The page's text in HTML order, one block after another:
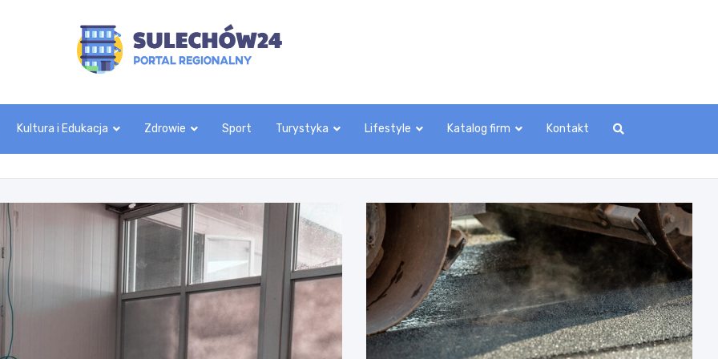
Kultura i Edukacja Zdrowie Sport Turystyka Lifestyle Katalog firm Kontakt